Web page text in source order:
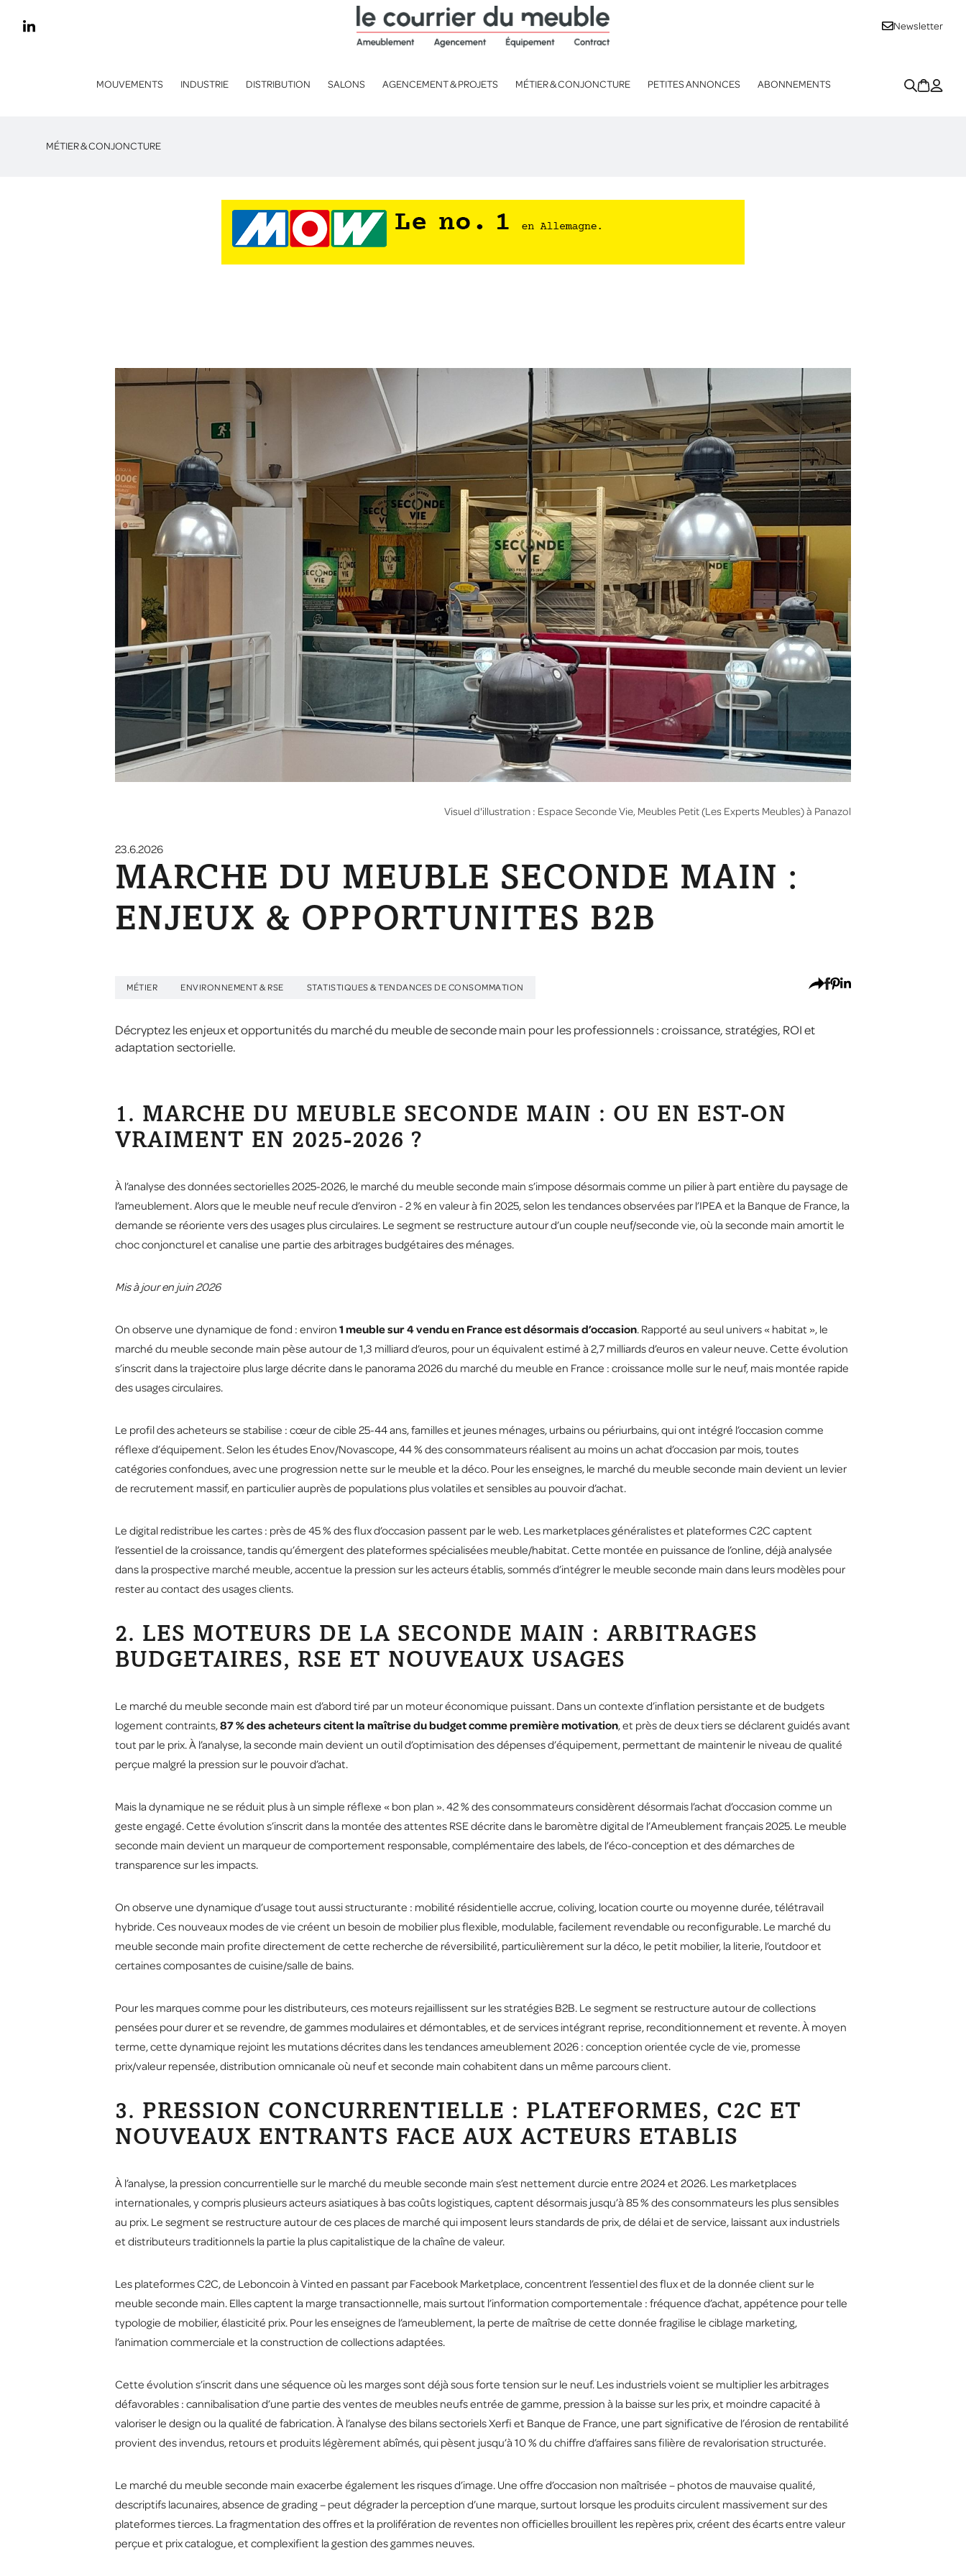
Newsletter
MOUVEMENTS INDUSTRIE DISTRIBUTION SALONS AGENCEMENT & PROJETS MÉTIER & CONJONCTURE PETITES ANNONCES ABONNEMENTS
MÉTIER & CONJONCTURE
Visuel d'illustration : Espace Seconde Vie, Meubles Petit (Les Experts Meubles) à Panazol
23.6.2026
MARCHE DU MEUBLE SECONDE MAIN :
ENJEUX & OPPORTUNITES B2B
MÉTIER ENVIRONNEMENT & RSE STATISTIQUES & TENDANCES DE CONSOMMATION
Décryptez les enjeux et opportunités du marché du meuble de seconde main pour les professionnels : croissance, stratégies, ROI et
adaptation sectorielle.
1. MARCHE DU MEUBLE SECONDE MAIN : OU EN EST-ON
VRAIMENT EN 2025-2026 ?
À l’analyse des données sectorielles 2025-2026, le marché du meuble seconde main s’impose désormais comme un pilier à part entière du paysage de
l’ameublement. Alors que le meuble neuf recule d’environ - 2 % en valeur à fin 2025, selon les tendances observées par l’IPEA et la Banque de France, la
demande se réoriente vers des usages plus circulaires. Le segment se restructure autour d’un couple neuf/seconde vie, où la seconde main amortit le
choc conjoncturel et canalise une partie des arbitrages budgétaires des ménages.
Mis à jour en juin 2026
On observe une dynamique de fond : environ 1 meuble sur 4 vendu en France est désormais d’occasion. Rapporté au seul univers « habitat », le
marché du meuble seconde main pèse autour de 1,3 milliard d’euros, pour un équivalent estimé à 2,7 milliards d’euros en valeur neuve. Cette évolution
s’inscrit dans la trajectoire plus large décrite dans le panorama 2026 du marché du meuble en France : croissance molle sur le neuf, mais montée rapide
des usages circulaires.
Le profil des acheteurs se stabilise : cœur de cible 25-44 ans, familles et jeunes ménages, urbains ou périurbains, qui ont intégré l’occasion comme
réflexe d’équipement. Selon les études Enov/Novascope, 44 % des consommateurs réalisent au moins un achat d’occasion par mois, toutes
catégories confondues, avec une progression nette sur le meuble et la déco. Pour les enseignes, le marché du meuble seconde main devient un levier
de recrutement massif, en particulier auprès de populations plus volatiles et sensibles au pouvoir d’achat.
Le digital redistribue les cartes : près de 45 % des flux d’occasion passent par le web. Les marketplaces généralistes et plateformes C2C captent
l’essentiel de la croissance, tandis qu’émergent des plateformes spécialisées meuble/habitat. Cette montée en puissance de l’online, déjà analysée
dans la prospective marché meuble, accentue la pression sur les acteurs établis, sommés d’intégrer le meuble seconde main dans leurs modèles pour
rester au contact des usages clients.
2. LES MOTEURS DE LA SECONDE MAIN : ARBITRAGES
BUDGETAIRES, RSE ET NOUVEAUX USAGES
Le marché du meuble seconde main est d’abord tiré par un moteur économique puissant. Dans un contexte d’inflation persistante et de budgets
logement contraints,87 % des acheteurs citent la maîtrise du budget comme première motivation, et près de deux tiers se déclarent guidés avant
tout par le prix. À l’analyse, la seconde main devient un outil d’optimisation des dépenses d’équipement, permettant de maintenir le niveau de qualité
perçue malgré la pression sur le pouvoir d’achat.
Mais la dynamique ne se réduit plus à un simple réflexe « bon plan ». 42 % des consommateurs considèrent désormais l’achat d’occasion comme un
geste engagé. Cette évolution s’inscrit dans la montée des attentes RSE décrite dans le baromètre digital de l’Ameublement français 2025. Le meuble
seconde main devient un marqueur de comportement responsable, complémentaire des labels, de l’éco-conception et des démarches de
transparence sur les impacts.
On observe une dynamique d’usage tout aussi structurante : mobilité résidentielle accrue, coliving, location courte ou moyenne durée, télétravail
hybride. Ces nouveaux modes de vie créent un besoin de mobilier plus flexible, modulable, facilement revendable ou reconfigurable. Le marché du
meuble seconde main profite directement de cette recherche de réversibilité, particulièrement sur la déco, le petit mobilier, la literie, l’outdoor et
certaines composantes de cuisine/salle de bains.
Pour les marques comme pour les distributeurs, ces moteurs rejaillissent sur les stratégies B2B. Le segment se restructure autour de collections
pensées pour durer et se revendre, de gammes modulaires et démontables, et de services intégrant reprise, reconditionnement et revente. À moyen
terme, cette dynamique rejoint les mutations décrites dans les tendances ameublement 2026 : conception orientée cycle de vie, promesse
prix/valeur repensée, distribution omnicanale où neuf et seconde main cohabitent dans un même parcours client.
3. PRESSION CONCURRENTIELLE : PLATEFORMES, C2C ET
NOUVEAUX ENTRANTS FACE AUX ACTEURS ETABLIS
À l’analyse, la pression concurrentielle sur le marché du meuble seconde main s’est nettement durcie entre 2024 et 2026. Les marketplaces
internationales, y compris plusieurs acteurs asiatiques à bas coûts logistiques, captent désormais jusqu’à 85 % des consommateurs les plus sensibles
au prix. Le segment se restructure autour de ces places de marché qui imposent leurs standards de prix, de délai et de service, laissant aux industriels
et distributeurs traditionnels la partie la plus capitalistique de la chaîne de valeur.
Les plateformes C2C, de Leboncoin à Vinted en passant par Facebook Marketplace, concentrent l’essentiel des flux et de la donnée client sur le
meuble seconde main. Elles captent la marge transactionnelle, mais surtout l’information comportementale : fréquence d’achat, appétence pour telle
typologie de mobilier, élasticité prix. Pour les enseignes de l’ameublement, la perte de maîtrise de cette donnée fragilise le ciblage marketing,
l’animation commerciale et la construction de collections adaptées.
Cette évolution s’inscrit dans une séquence où les marges sont déjà sous forte tension sur le neuf. Les industriels voient se multiplier les arbitrages
défavorables : cannibalisation d’une partie des ventes de meubles neufs entrée de gamme, pression à la baisse sur les prix, et moindre capacité à
valoriser le design ou la qualité de fabrication. À l’analyse des bilans sectoriels Xerfi et Banque de France, une part significative de l’érosion de rentabilité
provient des invendus, retours et produits légèrement abîmés, qui pèsent jusqu’à 10 % du chiffre d’affaires sans filière de revalorisation structurée.
Le marché du meuble seconde main exacerbe également les risques d’image. Une offre d’occasion non maîtrisée – photos de mauvaise qualité,
descriptifs lacunaires, absence de grading – peut dégrader la perception d’une marque, surtout lorsque les produits circulent massivement sur des
plateformes tierces. La fragmentation des offres et la prolifération de reventes non officielles brouillent les repères prix, créent des écarts entre valeur
perçue et prix catalogue, et complexifient la gestion des gammes neuves.